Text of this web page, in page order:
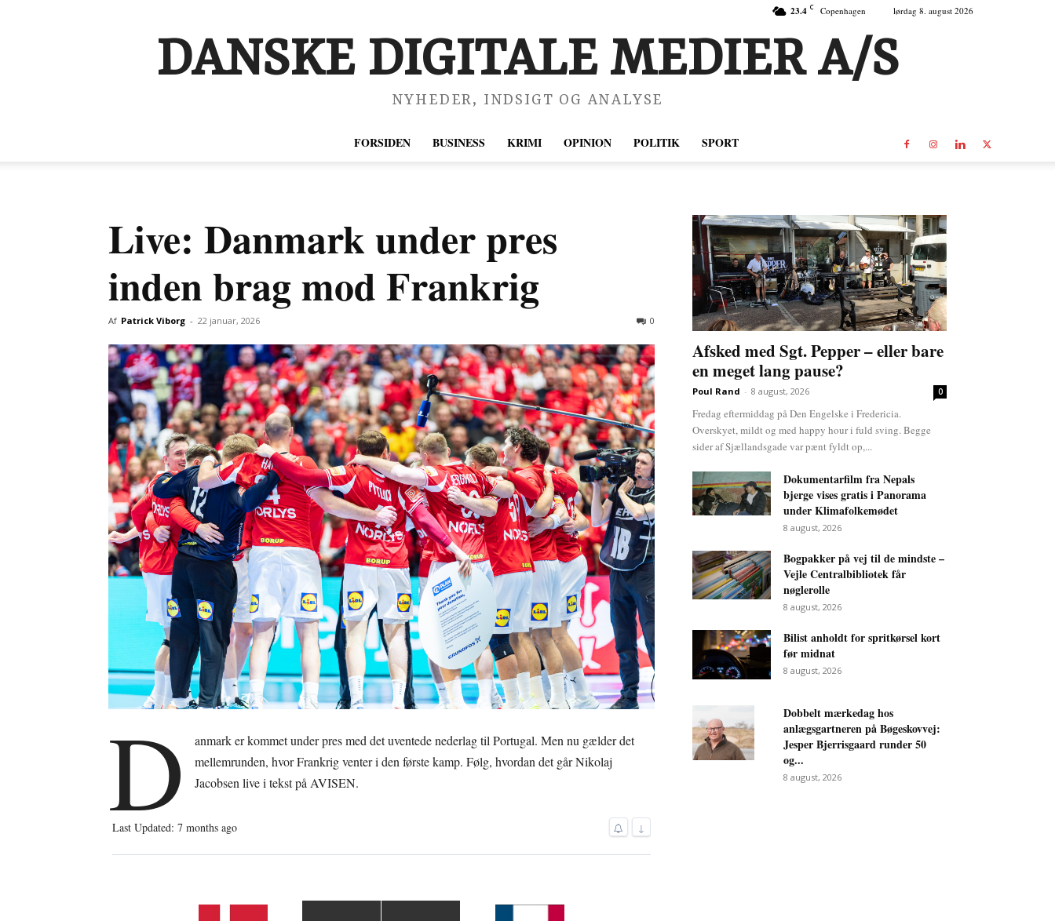
23.4 C Copenhagen lørdag 8. august 2026
DANSKE DIGITALE MEDIER A/S
NYHEDER, INDSIGT OG ANALYSE
FORSIDEN BUSINESS KRIMI OPINION POLITIK SPORT
Live: Danmark under pres
inden brag mod Frankrig
Af Patrick Viborg - 22 januar, 2026 0
D
anmark er kommet under pres med det uventede nederlag til Portugal. Men nu gælder det
mellemrunden, hvor Frankrig venter i den første kamp. Følg, hvordan det går Nikolaj
Jacobsen live i tekst på AVISEN.
Last Updated: 7 months ago ↓
Afsked med Sgt. Pepper – eller bare
en meget lang pause?
Poul Rand - 8 august, 2026 0
Fredag eftermiddag på Den Engelske i Fredericia.
Overskyet, mildt og med happy hour i fuld sving. Begge
sider af Sjællandsgade var pænt fyldt op,...
Dokumentarfilm fra Nepals
bjerge vises gratis i Panorama
under Klimafolkemødet
8 august, 2026
Bogpakker på vej til de mindste –
Vejle Centralbibliotek får
nøglerolle
8 august, 2026
Bilist anholdt for spritkørsel kort
før midnat
8 august, 2026
Dobbelt mærkedag hos
anlægsgartneren på Bøgeskovvej:
Jesper Bjerrisgaard runder 50
og...
8 august, 2026